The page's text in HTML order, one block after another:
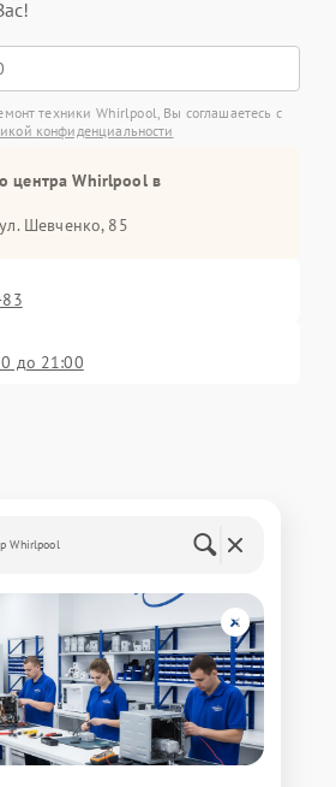
техники Whirlpool, Вы соглашаетесь с
конфиденциальности
центра Whirlpool в
Шевченко, 85
до 21:00
Whirlpool